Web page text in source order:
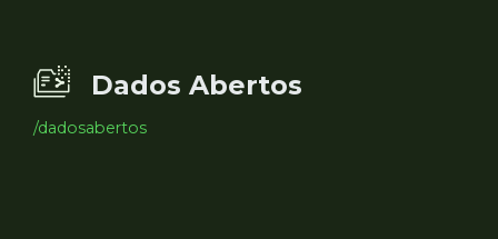
Dados Abertos
/dadosabertos